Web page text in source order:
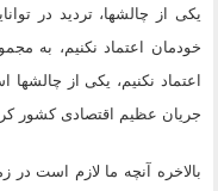
یکى از چالشها، تردید در
خودمان اعتماد نکنیم، به
اعتماد نکنیم، یکى از
جریان عظیم اقتصادى کشور
بالاخره آنچه ما لازم است در